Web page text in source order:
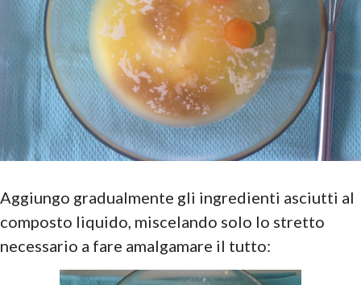
Aggiungo gradualmente gli ingredienti asciutti al
composto liquido, miscelando solo lo stretto
necessario a fare amalgamare il tutto: